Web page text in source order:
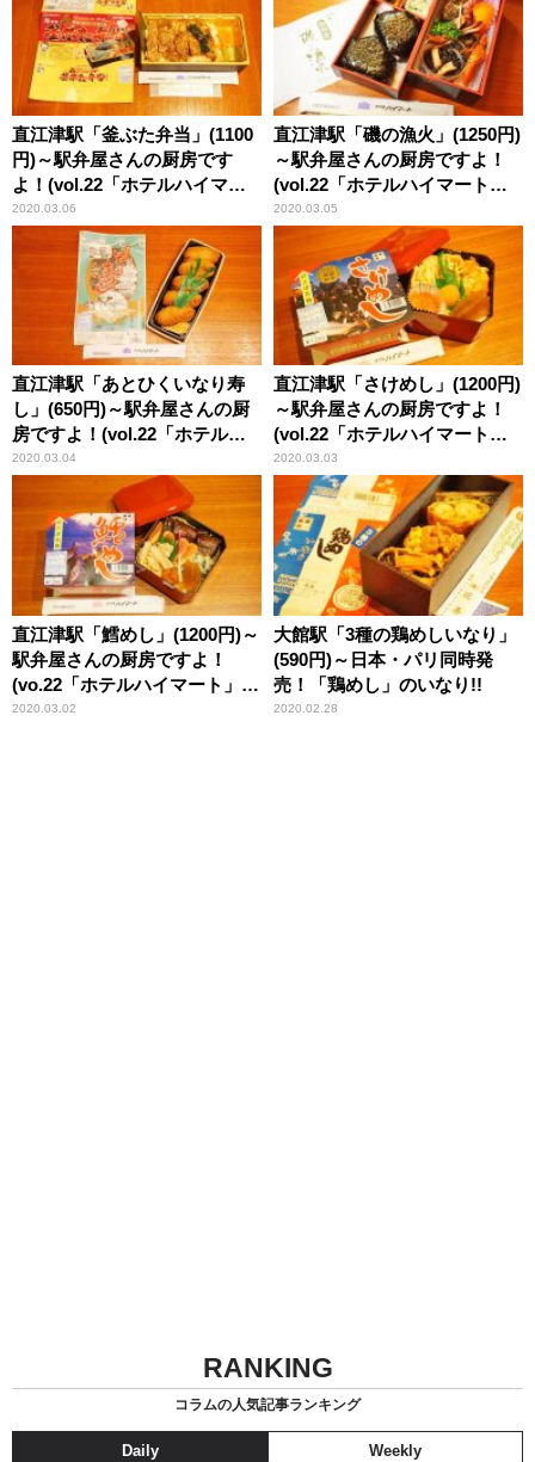
直江津駅「釜ぶた弁当」(1100
円)～駅弁屋さんの厨房です
よ！(vol.22「ホテルハイマー
ト」編(5))
2020.03.06
直江津駅「磯の漁火」(1250円)
～駅弁屋さんの厨房ですよ！
(vol.22「ホテルハイマート」
編(4))
2020.03.05
直江津駅「あとひくいなり寿
し」(650円)～駅弁屋さんの厨
房ですよ！(vol.22「ホテルハ
イマート」編(3))
2020.03.04
直江津駅「さけめし」(1200円)
～駅弁屋さんの厨房ですよ！
(vol.22「ホテルハイマート」
編(2))
2020.03.03
直江津駅「鱈めし」(1200円)～
駅弁屋さんの厨房ですよ！
(vo.22「ホテルハイマート」編
(1))
2020.03.02
大館駅「3種の鶏めしいなり」
(590円)～日本・パリ同時発
売！「鶏めし」のいなり!!
2020.02.28
RANKING
コラムの人気記事ランキング
Daily Weekly